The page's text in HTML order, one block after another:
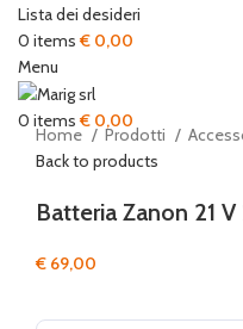
Lista dei desideri
0 items € 0,00
Menu
0 items € 0,00
Click to enlarge
Home Prodotti
Back to products
Batteria Zanon 21 V
€ 69,00